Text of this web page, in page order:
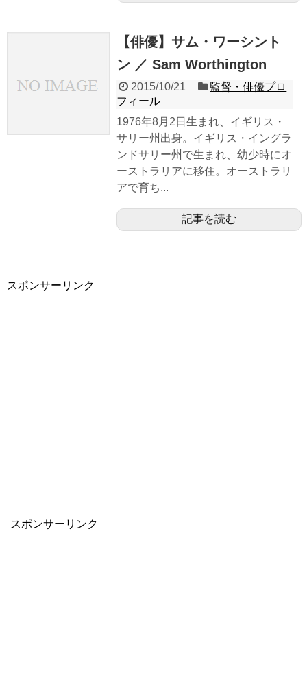
【俳優】サム・ワーシント
ン ／ Sam Worthington
2015/10/21
監督・俳優プロ
フィール
1976年8月2日生まれ、イギリス・
サリー州出身。イギリス・イングラ
ンドサリー州で生まれ、幼少時にオ
ーストラリアに移住。オーストラリ
アで育ち...
記事を読む
スポンサーリンク
スポンサーリンク